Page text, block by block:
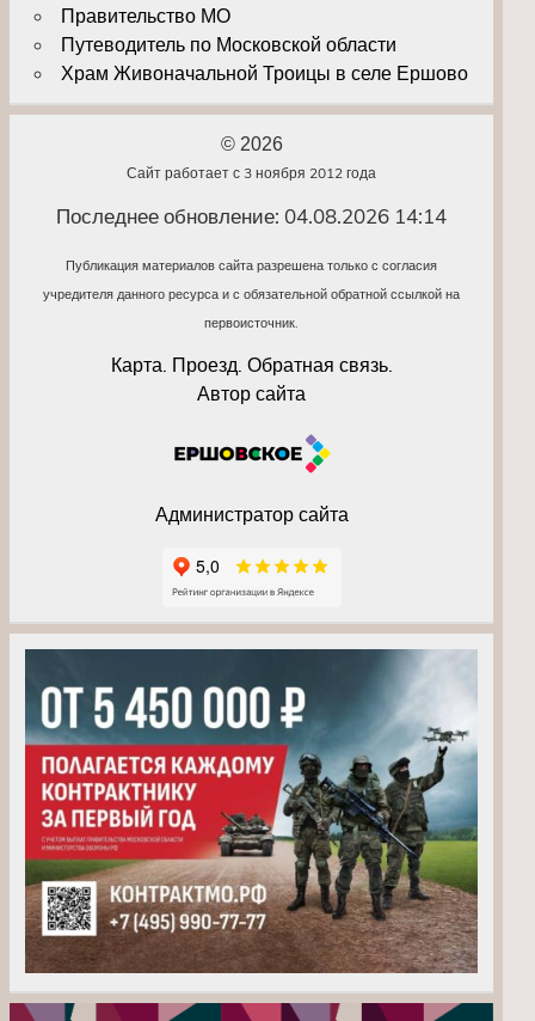
Правительство МО
Путеводитель по Московской области
Храм Живоначальной Троицы в селе Ершово
© 2026
Сайт работает с 3 ноября 2012 года
Последнее обновление: 04.08.2026 14:14
Публикация материалов сайта разрешена только с согласия
учредителя данного ресурса и с обязательной обратной ссылкой на
первоисточник.
Карта. Проезд. Обратная связь.
Автор сайта
Администратор сайта